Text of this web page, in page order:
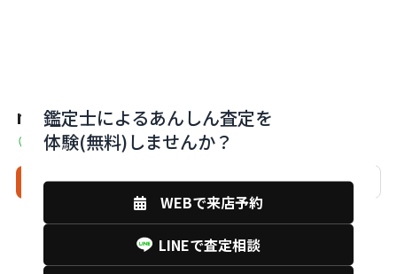
monobank下関店
山口県下関市中之町11-7
来店予約 電話相談 店舗詳細
鑑定士によるあんしん査定を
体験(無料)しませんか？
WEBで来店予約
LINEで査定相談